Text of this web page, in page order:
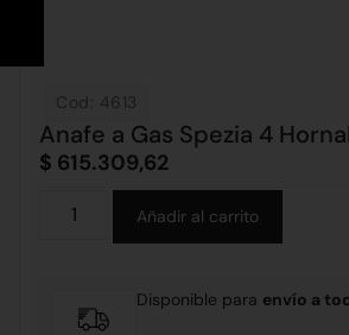
Cod: 4613
Anafe a Gas Spezia 4
$ 615.309,62
Añadir al carrito
Disponible para envío a